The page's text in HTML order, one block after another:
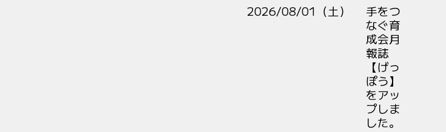
2026/08/01（土）
手をつ
なぐ育
成会月
報誌
【げっ
ぽう】
をアッ
プしま
した。